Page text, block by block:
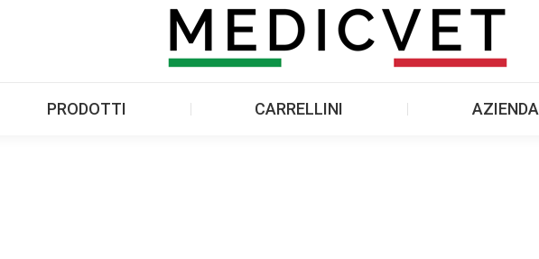
PRODOTTI CARRELLINI AZIENDA
PRODOTTI CARRELLINI